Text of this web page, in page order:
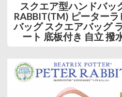
スクエア型ハンドバッ
RABBIT(TM) ピーター
バッグ スクエアバッグ
ート 底板付き 自立 撥